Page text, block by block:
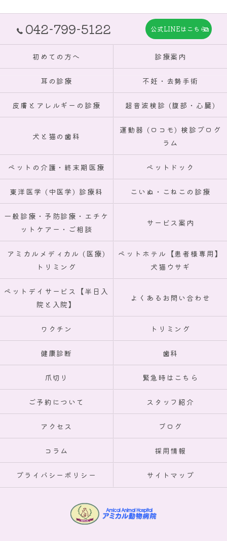
042-799-5122 公式LINEはこちら
初めての方へ 診療案内
耳の診療 不妊・去勢手術
皮膚とアレルギーの診療 超音波検診 (腹部・心臓)
犬と猫の歯科
運動器 (ロコモ) 検診プログ
ラム
ペットの介護・終末期医療 ペットドック
東洋医学 (中医学) 診療科 こいぬ・こねこの診療
一般診療・予防診療・エチケ
ットケアー・ご相談
サービス案内
アミカルメディカル (医療)
トリミング
ペットホテル【患者様専用】
犬猫ウサギ
ペットデイサービス【半日入
院と入院】
よくあるお問い合わせ
ワクチン トリミング
健康診断 歯科
爪切り 緊急時はこちら
ご予約について スタッフ紹介
アクセス ブログ
コラム 採用情報
プライバシーポリシー サイトマップ